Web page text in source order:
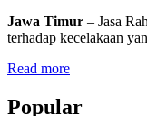
Jawa Timur – Jasa
terhadap kecelakaan
Read more
Popular